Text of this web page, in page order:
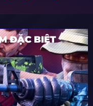
ĐẶC BIỆT